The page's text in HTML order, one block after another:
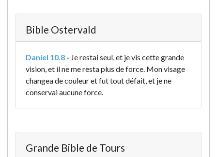
Bible Ostervald
Daniel 10.8 - Je restai seul, et je vis cette grande
vision, et il ne me resta plus de force. Mon visage
changea de couleur et fut tout défait, et je ne
conservai aucune force.
Grande Bible de Tours